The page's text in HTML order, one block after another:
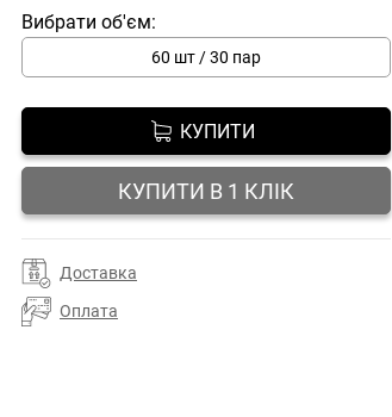
Вибрати об'єм:
60 шт / 30 пар
КУПИТИ
КУПИТИ В 1 КЛІК
Доставка
Оплата